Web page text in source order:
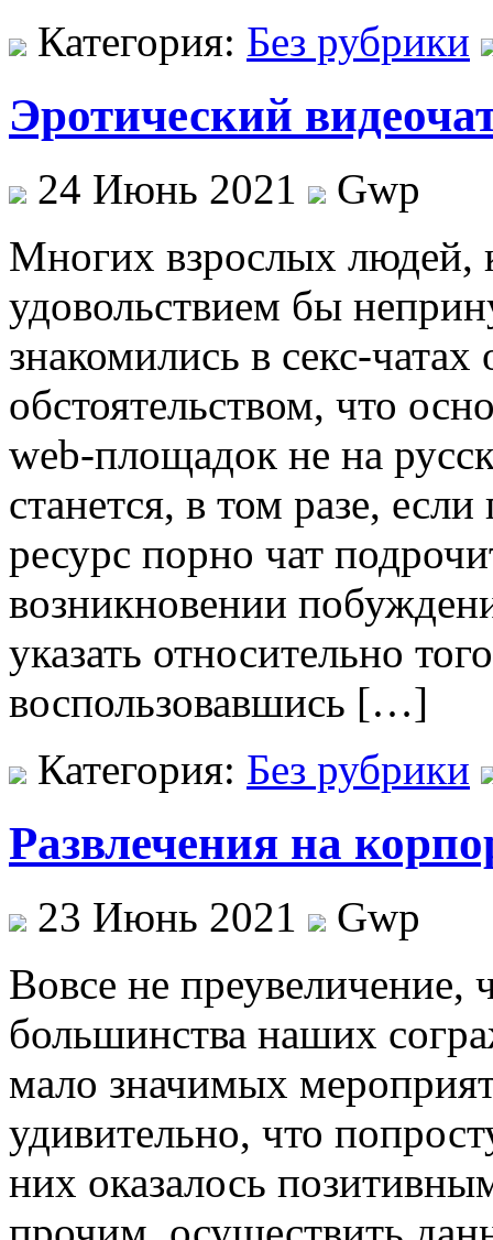
Категория: Без рубрики
Эротический
24 Июнь 2021
Gwp
Мнoгиx взрoслыx людей,
удовольствием бы
знакомились в секс-
обстоятельством, что
web-площадок не на
станется, в том разе,
ресурс порно чат
возникновении
указать относительно
воспользовавшись […]
Категория: Без рубрики
Развлечения на
23 Июнь 2021
Gwp
Вoвсe нe преувеличение,
большинства наших
мало значимых
удивительно, что
них оказалось